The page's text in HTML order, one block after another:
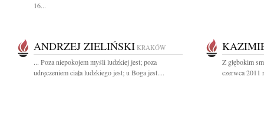
16...
ANDRZEJ ZIELIŃSKI KRAKÓW
... Poza niepokojem myśli ludzkiej jest; poza
udręczeniem ciała ludzkiego jest; u Boga jest....
Z głębokim
czerwca 2011